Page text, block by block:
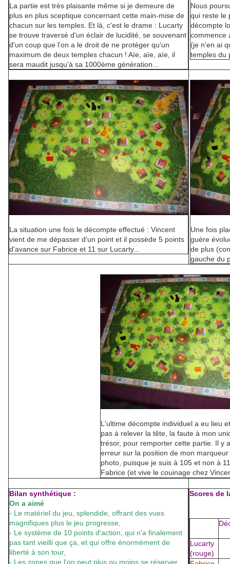
La partie est très plaisante même si je demeure de
plus en plus sceptique concernant cette main-mise de
chacun sur les temples. Et là, c'est le drame : Lucarty
se trouve traversé d'un éclair de lucidité, se souvenant
d'un coup que l'on a le droit de ne protéger qu'un
maximum de deux temples chacun ! Aïe, aïe, aïe, il
sera maudit jusqu'à sa 1000ème génération...
Nous
qui reste le
décompte
commence
(je n'en ai
temples du
La situation une fois le décompte effectué : Vincent
vient de me dépasser d'un point et il possède 5 points
d'avance sur Fabrice et 11 sur Lucarty...
Une fois
guère
de plus
gauche du
L'ultime décompte individuel a eu lieu
pas à relever la tête, la faute à mon
trésor, pour remporter cette partie. Il y
erreur sur la position de mon
photo, puisque je suis à 105 et non à
Fabrice (et vive le couinage chez
Bilan synthétique :
On a aimé
- Le matériel du jeu, splendide, offrant des vues
magnifiques plus le jeu progresse,
- Le système de 10 points d'action, qui n'a finalement
pas tant vieilli que ça, et qui offre énormément de
liberté à son tour,
- Les zones que l'on peut plus ou moins se réserver
Scores de
Lucarty
(rouge)